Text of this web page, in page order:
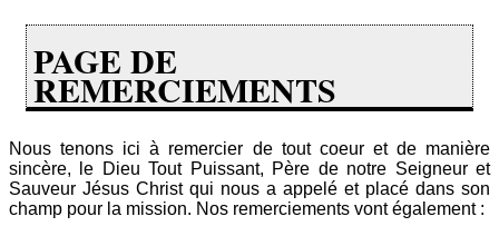
PAGE DE
REMERCIEMENTS
Nous tenons ici à remercier de tout coeur et de manière
sincère, le Dieu Tout Puissant, Père de notre Seigneur et
Sauveur Jésus Christ qui nous a appelé et placé dans son
champ pour la mission. Nos remerciements vont également :